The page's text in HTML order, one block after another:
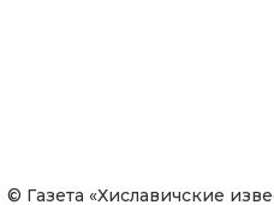
© Газета «Хиславичские